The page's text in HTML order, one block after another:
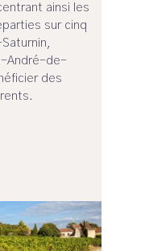
ainsi les
sur cinq
André-de-
des